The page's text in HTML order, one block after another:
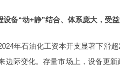
备“动+静”结合、体系庞大，受
年石油化工资本开支显著下滑
边际变化。存量市场上，设备更